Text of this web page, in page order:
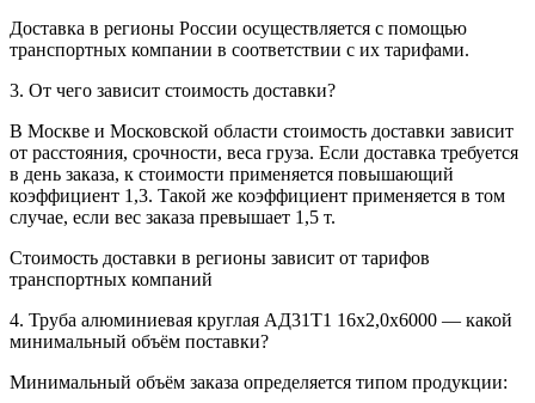
Доставка в регионы России осуществляется с помощью
транспортных компании в соответствии с их тарифами.
3. От чего зависит стоимость доставки?
В Москве и Московской области стоимость доставки зависит
от расстояния, срочности, веса груза. Если доставка требуется
в день заказа, к стоимости применяется повышающий
коэффициент 1,3. Такой же коэффициент применяется в том
случае, если вес заказа превышает 1,5 т.
Стоимость доставки в регионы зависит от тарифов
транспортных компаний
4. Труба алюминиевая круглая АД31Т1 16х2,0х6000 — какой
минимальный объём поставки?
Минимальный объём заказа определяется типом продукции: